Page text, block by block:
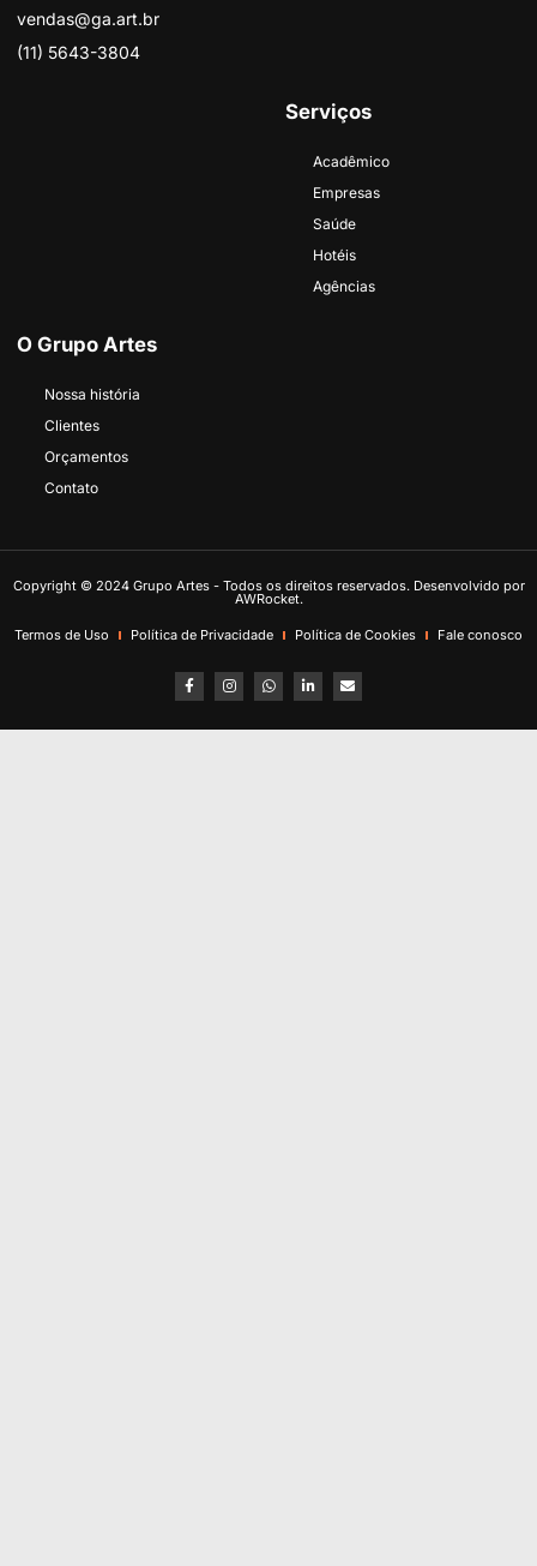
vendas@ga.art.br
(11) 5643-3804
Serviços
Acadêmico
Empresas
Saúde
Hotéis
Agências
O Grupo Artes
Nossa história
Clientes
Orçamentos
Contato
Copyright © 2024 Grupo Artes - Todos os direitos reservados. Desenvolvido por
AWRocket.
Termos de Uso Política de Privacidade Política de Cookies Fale conosco